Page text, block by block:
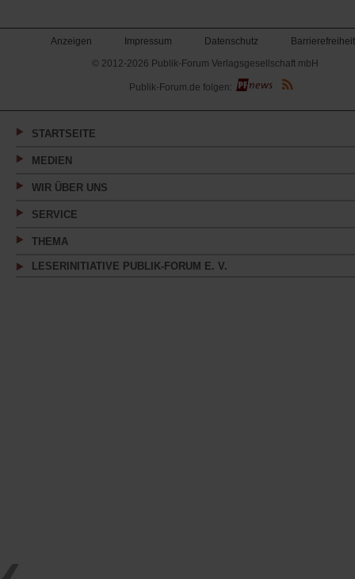
Anzeigen Impressum Datenschutz
Barrierefreiheit
© 2012-2026 Publik-Forum Verlagsgesellschaft mbH
(Öffnet
in
neuen
Publik-Forum.de folgen:
STARTSEITE
MEDIEN
WIR ÜBER UNS
SERVICE
THEMA
LESERINITIATIVE PUBLIK-FORUM E. V.